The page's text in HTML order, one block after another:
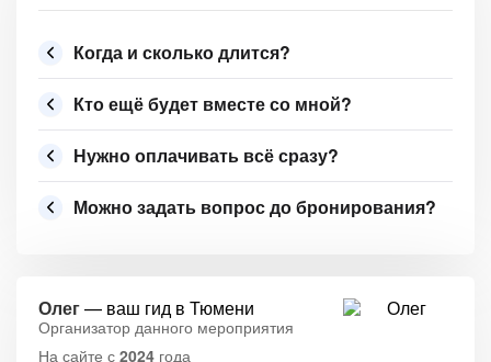
Когда и сколько длится?
Кто ещё будет вместе со мной?
Нужно оплачивать всё сразу?
Можно задать вопрос до бронирования?
Олег— ваш гид в Тюмени
Организатор данного мероприятия
На сайте с 2024 года